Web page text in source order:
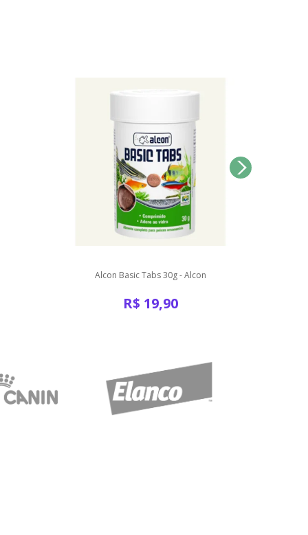
Alcon Basic Tabs 30g - Alcon
R$ 19,90